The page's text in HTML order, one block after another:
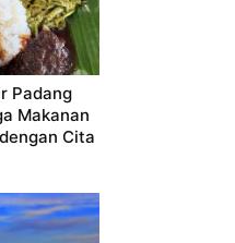
Padang
Makanan
Cita